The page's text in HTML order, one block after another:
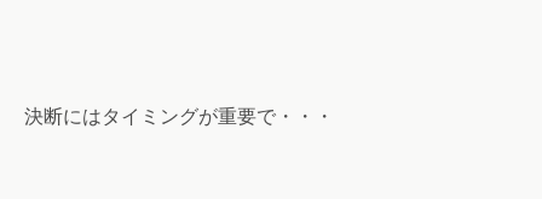
決断にはタイミングが重要で・・・